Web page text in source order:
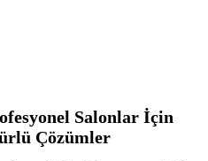
Salonlar İçin
Çözümler